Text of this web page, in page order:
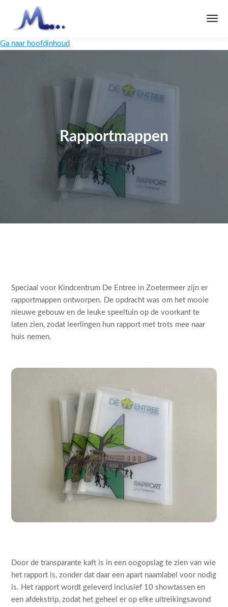
Ga naar hoofdinhoud
Rapportmappen
Speciaal voor Kindcentrum De Entree in Zoetermeer zijn er
rapportmappen ontworpen. De opdracht was om het mooie
nieuwe gebouw en de leuke speeltuin op de voorkant te
laten zien, zodat leerlingen hun rapport met trots mee naar
huis nemen.
Door de transparante kaft is in een oogopslag te zien van wie
het rapport is, zonder dat daar een apart naamlabel voor nodig
is. Het rapport wordt geleverd inclusief 10 showtassen en
een afdekstrip, zodat het geheel er op elke uitreikingsavond